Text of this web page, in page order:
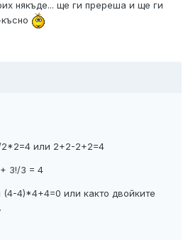
някъде... ще ги пререша и ще ги
или 2+2-2+2=4
3!/3 = 4
4)*4+4=0 или както двойките